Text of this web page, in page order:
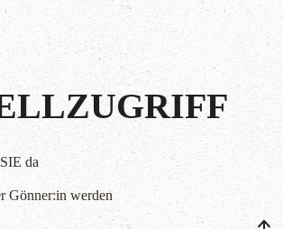
da
Gönner:in werden